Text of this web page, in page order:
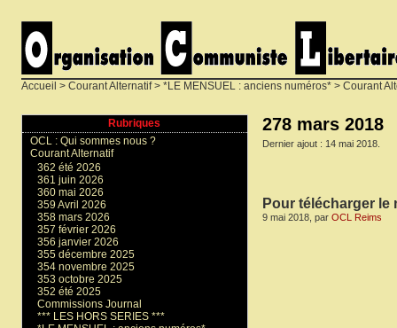
Accueil > Courant Alternatif> *LE MENSUEL : anciens numéros* > Courant
278 mars 2018
Dernier ajout : 14 mai 2018.
Pour télécharger le
9 mai 2018, par OCL Reims
Rubriques
OCL : Qui sommes nous ?
Courant Alternatif
362 été 2026
361 juin 2026
360 mai 2026
359 Avril 2026
358 mars 2026
357 février 2026
356 janvier 2026
355 décembre 2025
354 novembre 2025
353 octobre 2025
352 été 2025
Commissions Journal
*** LES HORS SERIES ***